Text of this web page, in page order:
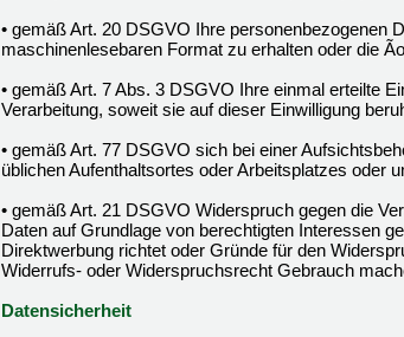
• gemäß Art. 20 DSGVO Ihre personenbezogenen
maschinenlesebaren Format zu erhalten oder die
• gemäß Art. 7 Abs. 3 DSGVO Ihre einmal erteilte
Verarbeitung, soweit sie auf dieser Einwilligung
• gemäß Art. 77 DSGVO sich bei einer
üblichen Aufenthaltsortes oder Arbeitsplatzes oder
• gemäß Art. 21 DSGVO Widerspruch gegen die
Daten auf Grundlage von berechtigten Interessen
Direktwerbung richtet oder Gründe für den
Widerrufs- oder Widerspruchsrecht Gebrauch
Datensicherheit